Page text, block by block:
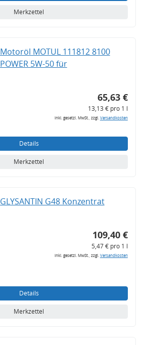
Merkzettel
Motoröl MOTUL 111812 8100
POWER 5W-50 für
65,63 €
13,13 € pro 1 l
inkl. gesetzl. MwSt., zzgl.Versandkosten
Details
Merkzettel
GLYSANTIN G48 Konzentrat
109,40 €
5,47 € pro 1 l
inkl. gesetzl. MwSt., zzgl.Versandkosten
Details
Merkzettel